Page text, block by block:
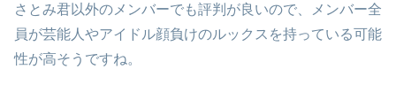
さとみ君以外のメンバーでも評判が良いので、メンバー全
員が芸能人やアイドル顔負けのルックスを持っている可能
性が高そうですね。